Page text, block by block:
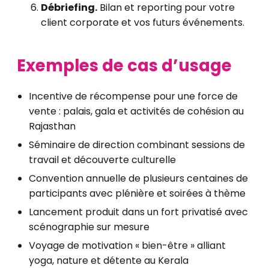
Débriefing. Bilan et reporting pour votre
client corporate et vos futurs événements.
Exemples de cas d’usage
Incentive de récompense pour une force de
vente : palais, gala et activités de cohésion au
Rajasthan
Séminaire de direction combinant sessions de
travail et découverte culturelle
Convention annuelle de plusieurs centaines de
participants avec plénière et soirées à thème
Lancement produit dans un fort privatisé avec
scénographie sur mesure
Voyage de motivation « bien-être » alliant
yoga, nature et détente au Kerala